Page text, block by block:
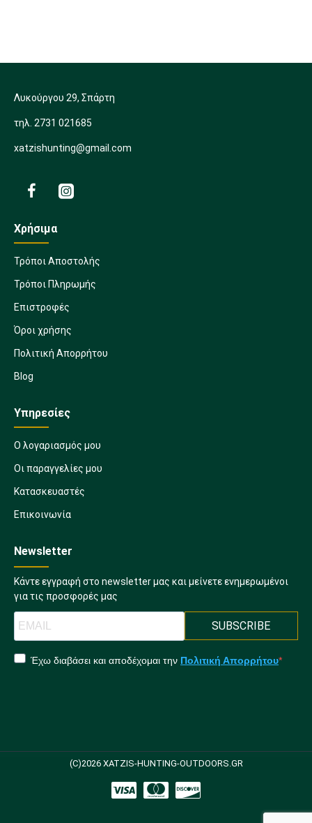
Λυκούργου 29, Σπάρτη
τηλ. 2731 021685
xatzishunting@gmail.com
Χρήσιμα
Τρόποι Αποστολής
Τρόποι Πληρωμής
Επιστροφές
Όροι χρήσης
Πολιτική Απορρήτου
Blog
Υπηρεσίες
Ο λογαριασμός μου
Οι παραγγελίες μου
Κατασκευαστές
Επικοινωνία
Newsletter
Κάντε εγγραφή στο newsletter μας και μείνετε ενημερωμένοι
για τις προσφορές μας
SUBSCRIBE
Έχω διαβάσει και αποδέχομαι την Πολιτική Απορρήτου
(C)2026 XATZIS-HUNTING-OUTDOORS.GR